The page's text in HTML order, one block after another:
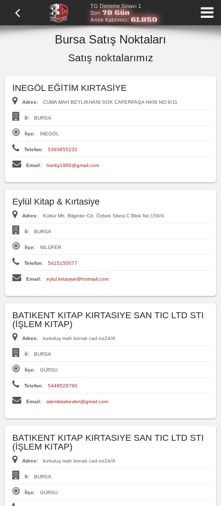
TG Deneme Sınavı 1
Son 78 Gün
Anlık Katılımcı: 61.850
Bursa Satış Noktaları
Satış noktalarımız
İNEGÖL EĞİTİM KIRTASİYE
Adres: CUMA MAH BEYLIKHANI SOK CAFERPAŞA HANI NO:9/11
İl: BURSA
İlçe: İNEGÖL
Telefon: 5393855232
Email: hsnky1966@gmail.com
Eylül Kitap & Kırtasiye
Adres: Kültür Mh. Bilginler Cd. Özbek Sitesi C Blok No:159/A
İl: BURSA
İlçe: NİLÜFER
Telefon: 5415150077
Email: eylul.kirtasiye@hotmail.com
BATIKENT KITAP KIRTASIYE SAN TIC LTD STI
(İŞLEM KITAP)
Adres: kurtuluş mah konak cad.no24/A
İl: BURSA
İlçe: GÜRSU
Telefon: 5449529790
Email: islemkitabevleri@gmail.com
BATIKENT KITAP KIRTASIYE SAN TIC LTD STI
(İŞLEM KITAP)
Adres: kurtuluş mah konak cad.no24/A
İl: BURSA
İlçe: GÜRSU